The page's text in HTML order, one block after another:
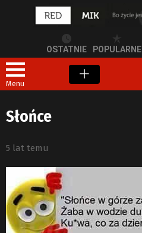
OSTATNIE POPULARNE
Menu
Słońce
5 lat temu